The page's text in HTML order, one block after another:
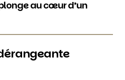
au cœur d’un